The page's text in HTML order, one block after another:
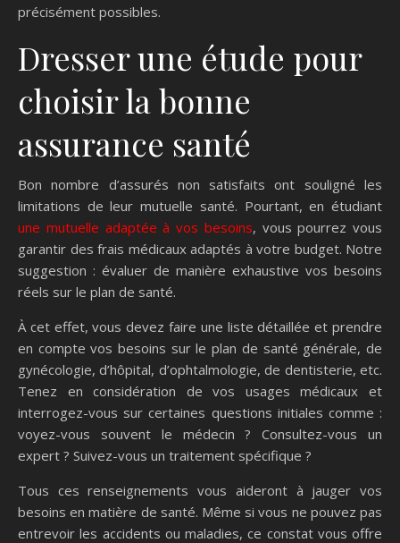
précisément possibles.
Dresser une étude pour
choisir la bonne
assurance santé
Bon nombre d’assurés non satisfaits ont souligné les
limitations de leur mutuelle santé. Pourtant, en étudiant
une mutuelle adaptée à vos besoins, vous pourrez vous
garantir des frais médicaux adaptés à votre budget. Notre
suggestion : évaluer de manière exhaustive vos besoins
réels sur le plan de santé.
À cet effet, vous devez faire une liste détaillée et prendre
en compte vos besoins sur le plan de santé générale, de
gynécologie, d’hôpital, d’ophtalmologie, de dentisterie, etc.
Tenez en considération de vos usages médicaux et
interrogez-vous sur certaines questions initiales comme :
voyez-vous souvent le médecin ? Consultez-vous un
expert ? Suivez-vous un traitement spécifique ?
Tous ces renseignements vous aideront à jauger vos
besoins en matière de santé. Même si vous ne pouvez pas
entrevoir les accidents ou maladies, ce constat vous offre